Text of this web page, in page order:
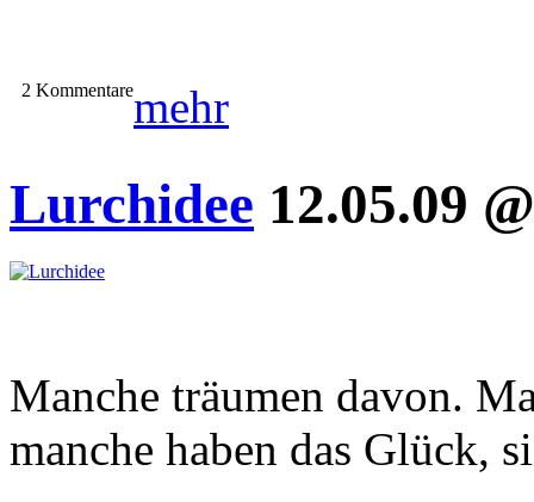
2 Kommentaremehr
Lurchidee 12.05.09
Manche träumen davon.
manche haben das Glück,